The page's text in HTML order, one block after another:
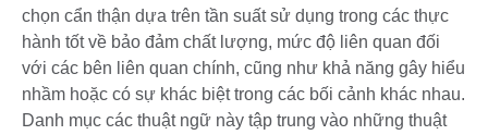
chọn cẩn thận dựa trên tần suất sử dụng trong các thực
hành tốt về bảo đảm chất lượng, mức độ liên quan đối
với các bên liên quan chính, cũng như khả năng gây hiểu
nhầm hoặc có sự khác biệt trong các bối cảnh khác nhau.
Danh mục các thuật ngữ này tập trung vào những thuật